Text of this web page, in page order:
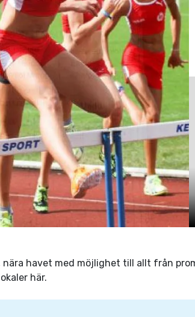
nära havet med möjlighet till allt från
här.